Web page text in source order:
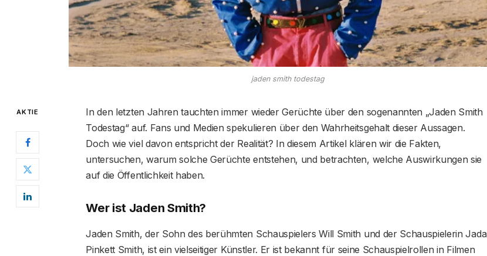
jaden smith todestag
AKTIE
In den letzten Jahren tauchten immer wieder Gerüchte über den sogenannten „Jaden Smith
Todestag“ auf. Fans und Medien spekulieren über den Wahrheitsgehalt dieser Aussagen.
Doch wie viel davon entspricht der Realität? In diesem Artikel klären wir die Fakten,
untersuchen, warum solche Gerüchte entstehen, und betrachten, welche Auswirkungen sie
auf die Öffentlichkeit haben.
Wer ist Jaden Smith?
Jaden Smith, der Sohn des berühmten Schauspielers Will Smith und der Schauspielerin Jada
Pinkett Smith, ist ein vielseitiger Künstler. Er ist bekannt für seine Schauspielrollen in Filmen